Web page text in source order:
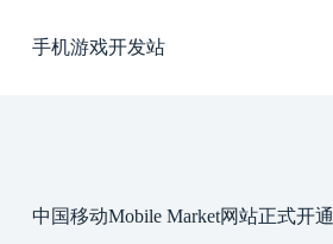
过
手机游戏开发站
中国移动Mobile Market网站正式开通